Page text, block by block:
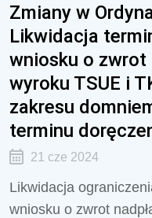
Zmiany w
Likwidacja
wniosku o zwrot
wyroku TSUE i
zakresu
terminu
21 cze 2024
Likwidacja
wniosku o zwrot